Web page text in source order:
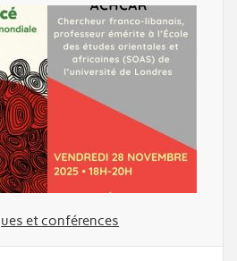
et conférences